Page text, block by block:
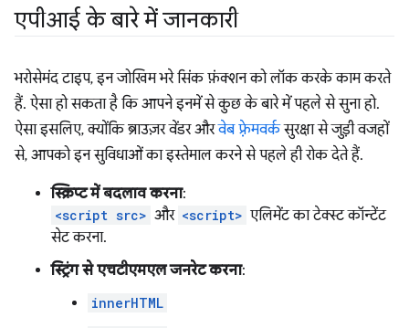
एपीआई के बारे में जानकारी
भरोसेमंद टाइप, इन जोखिम भरे सिंक फ़ंक्शन को लॉक करके काम करते
हैं. ऐसा हो सकता है कि आपने इनमें से कुछ के बारे में पहले से सुना हो.
ऐसा इसलिए, क्योंकि ब्राउज़र वेंडर औरवेब फ़्रेमवर्कसुरक्षा से जुड़ी वजहों
से, आपको इन सुविधाओं का इस्तेमाल करने से पहले ही रोक देते हैं.
स्क्रिप्ट में बदलाव करना:
<script src> और <script> एलिमेंट का टेक्स्ट कॉन्टेंट
सेट करना.
स्ट्रिंग से एचटीएमएल जनरेट करना:
innerHTML